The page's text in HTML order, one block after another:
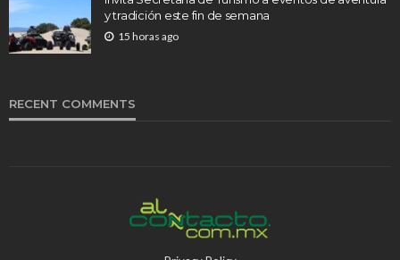
y tradición este fin de semana
15 horas ago
RECENT COMMENTS